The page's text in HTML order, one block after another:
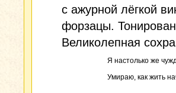
с ажурной лёгкой
форзацы.
Великолепная
Я настолько же
Умираю, как жить